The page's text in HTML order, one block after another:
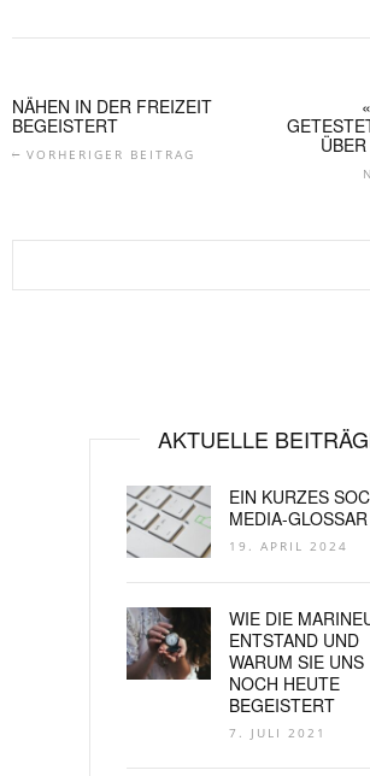
NÄHEN IN DER FREIZEIT
BEGEISTERT
VORHERIGER BEITRAG
AKTUELLE
EIN KURZES
MEDIA-GLOSSAR
19. APRIL 2024
WIE DIE
ENTSTAND UND
WARUM SIE UNS
NOCH HEUTE
BEGEISTERT
7. JULI 2021